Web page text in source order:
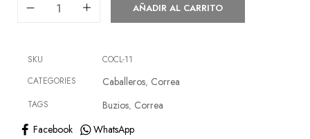
AÑADIR AL CARRITO
SKU
COCL-11
CATEGORIES
Caballeros, Correa
TAGS Buzios, Correa
Facebook
WhatsApp